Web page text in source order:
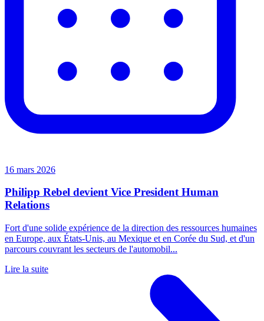
16 mars 2026
Philipp Rebel devient Vice President Human
Relations
Fort d'une solide expérience de la direction des ressources humaines
en Europe, aux États-Unis, au Mexique et en Corée du Sud, et d'un
parcours couvrant les secteurs de l'automobil...
Lire la suite